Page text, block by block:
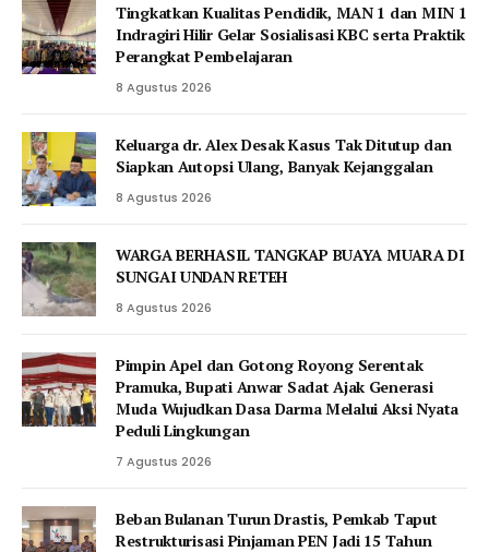
Tingkatkan Kualitas Pendidik, MAN 1 dan MIN 1
Indragiri Hilir Gelar Sosialisasi KBC serta Praktik
Perangkat Pembelajaran
8 Agustus 2026
Keluarga dr. Alex Desak Kasus Tak Ditutup dan
Siapkan Autopsi Ulang, Banyak Kejanggalan
8 Agustus 2026
WARGA BERHASIL TANGKAP BUAYA MUARA DI
SUNGAI UNDAN RETEH
8 Agustus 2026
Pimpin Apel dan Gotong Royong Serentak
Pramuka, Bupati Anwar Sadat Ajak Generasi
Muda Wujudkan Dasa Darma Melalui Aksi Nyata
Peduli Lingkungan
7 Agustus 2026
Beban Bulanan Turun Drastis, Pemkab Taput
Restrukturisasi Pinjaman PEN Jadi 15 Tahun‎